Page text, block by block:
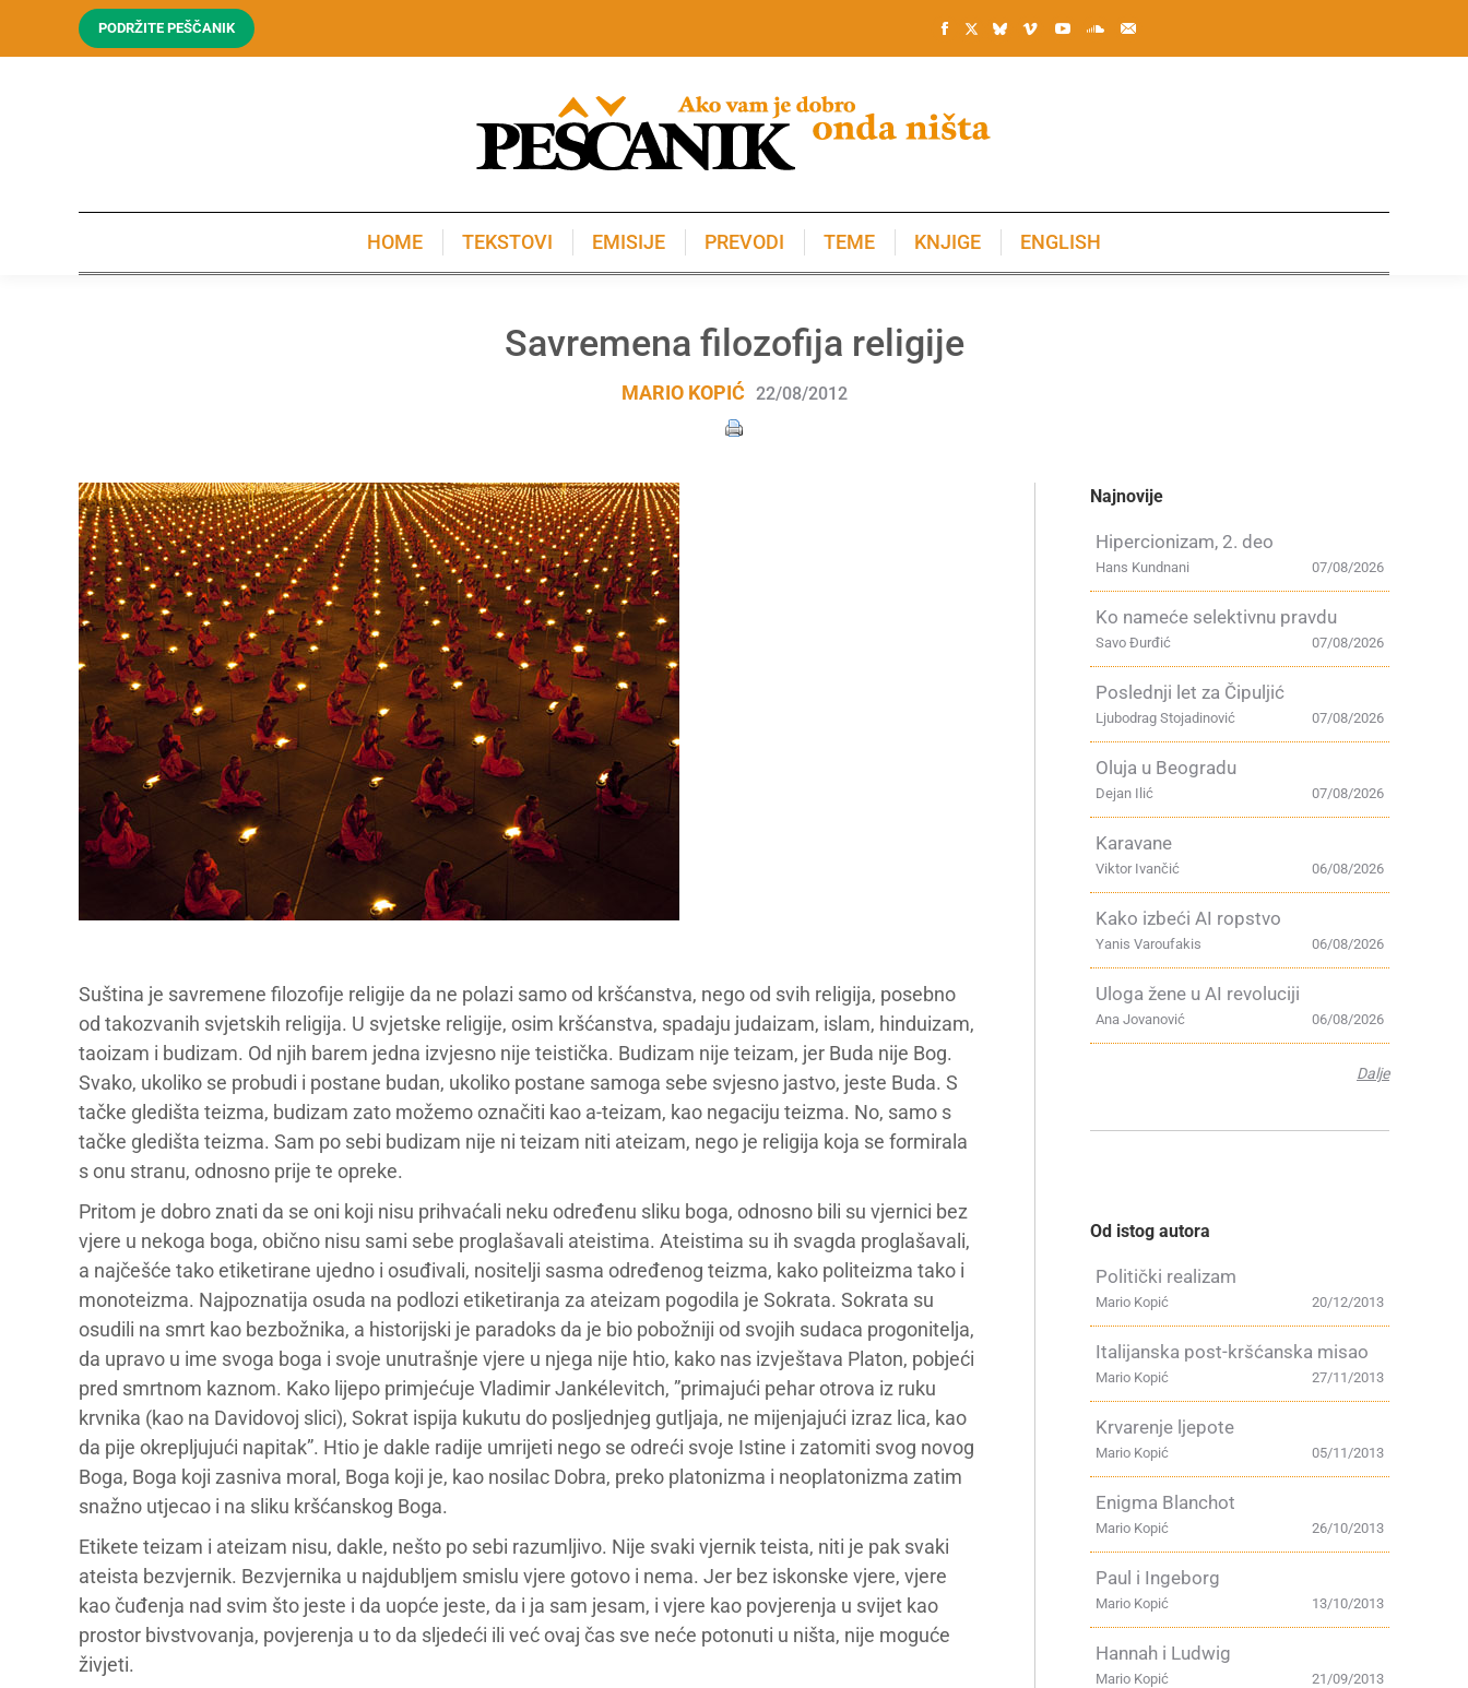
PODRŽITE PEŠČANIK
HOME TEKSTOVI EMISIJE PREVODI TEME KNJIGE ENGLISH
Savremena filozofija religije
MARIO KOPIĆ 22/08/2012
Suština je savremene filozofije religije da ne polazi samo od kršćanstva, nego od svih religija, posebno
od takozvanih svjetskih religija. U svjetske religije, osim kršćanstva, spadaju judaizam, islam, hinduizam,
taoizam i budizam. Od njih barem jedna izvjesno nije teistička. Budizam nije teizam, jer Buda nije Bog.
Svako, ukoliko se probudi i postane budan, ukoliko postane samoga sebe svjesno jastvo, jeste Buda. S
tačke gledišta teizma, budizam zato možemo označiti kao a-teizam, kao negaciju teizma. No, samo s
tačke gledišta teizma. Sam po sebi budizam nije ni teizam niti ateizam, nego je religija koja se formirala
s onu stranu, odnosno prije te opreke.
Pritom je dobro znati da se oni koji nisu prihvaćali neku određenu sliku boga, odnosno bili su vjernici bez
vjere u nekoga boga, obično nisu sami sebe proglašavali ateistima. Ateistima su ih svagda proglašavali,
a najčešće tako etiketirane ujedno i osuđivali, nositelji sasma određenog teizma, kako politeizma tako i
monoteizma. Najpoznatija osuda na podlozi etiketiranja za ateizam pogodila je Sokrata. Sokrata su
osudili na smrt kao bezbožnika, a historijski je paradoks da je bio pobožniji od svojih sudaca progonitelja,
da upravo u ime svoga boga i svoje unutrašnje vjere u njega nije htio, kako nas izvještava Platon, pobjeći
pred smrtnom kaznom. Kako lijepo primjećuje Vladimir Jankélevitch, ”primajući pehar otrova iz ruku
krvnika (kao na Davidovoj slici), Sokrat ispija kukutu do posljednjeg gutljaja, ne mijenjajući izraz lica, kao
da pije okrepljujući napitak”. Htio je dakle radije umrijeti nego se odreći svoje Istine i zatomiti svog novog
Boga, Boga koji zasniva moral, Boga koji je, kao nosilac Dobra, preko platonizma i neoplatonizma zatim
snažno utjecao i na sliku kršćanskog Boga.
Etikete teizam i ateizam nisu, dakle, nešto po sebi razumljivo. Nije svaki vjernik teista, niti je pak svaki
ateista bezvjernik. Bezvjernika u najdubljem smislu vjere gotovo i nema. Jer bez iskonske vjere, vjere
kao čuđenja nad svim što jeste i da uopće jeste, da i ja sam jesam, i vjere kao povjerenja u svijet kao
prostor bivstvovanja, povjerenja u to da sljedeći ili već ovaj čas sve neće potonuti u ništa, nije moguće
živjeti.
Najnovije
Hipercionizam, 2. deo
07/08/2026
Hans Kundnani
Ko nameće selektivnu pravdu
07/08/2026
Savo Đurđić
Poslednji let za Čipuljić
07/08/2026
Ljubodrag Stojadinović
Oluja u Beogradu
07/08/2026
Dejan Ilić
Karavane
06/08/2026
Viktor Ivančić
Kako izbeći AI ropstvo
06/08/2026
Yanis Varoufakis
Uloga žene u AI revoluciji
06/08/2026
Ana Jovanović
Dalje
Od istog autora
Politički realizam
20/12/2013
Mario Kopić
Italijanska post-kršćanska misao
27/11/2013
Mario Kopić
Krvarenje ljepote
05/11/2013
Mario Kopić
Enigma Blanchot
26/10/2013
Mario Kopić
Paul i Ingeborg
13/10/2013
Mario Kopić
Hannah i Ludwig
21/09/2013
Mario Kopić
KNJIGE ENGLISH